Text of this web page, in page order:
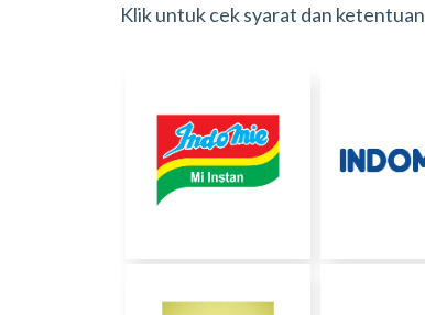
Klik untuk cek syarat dan ketentuan